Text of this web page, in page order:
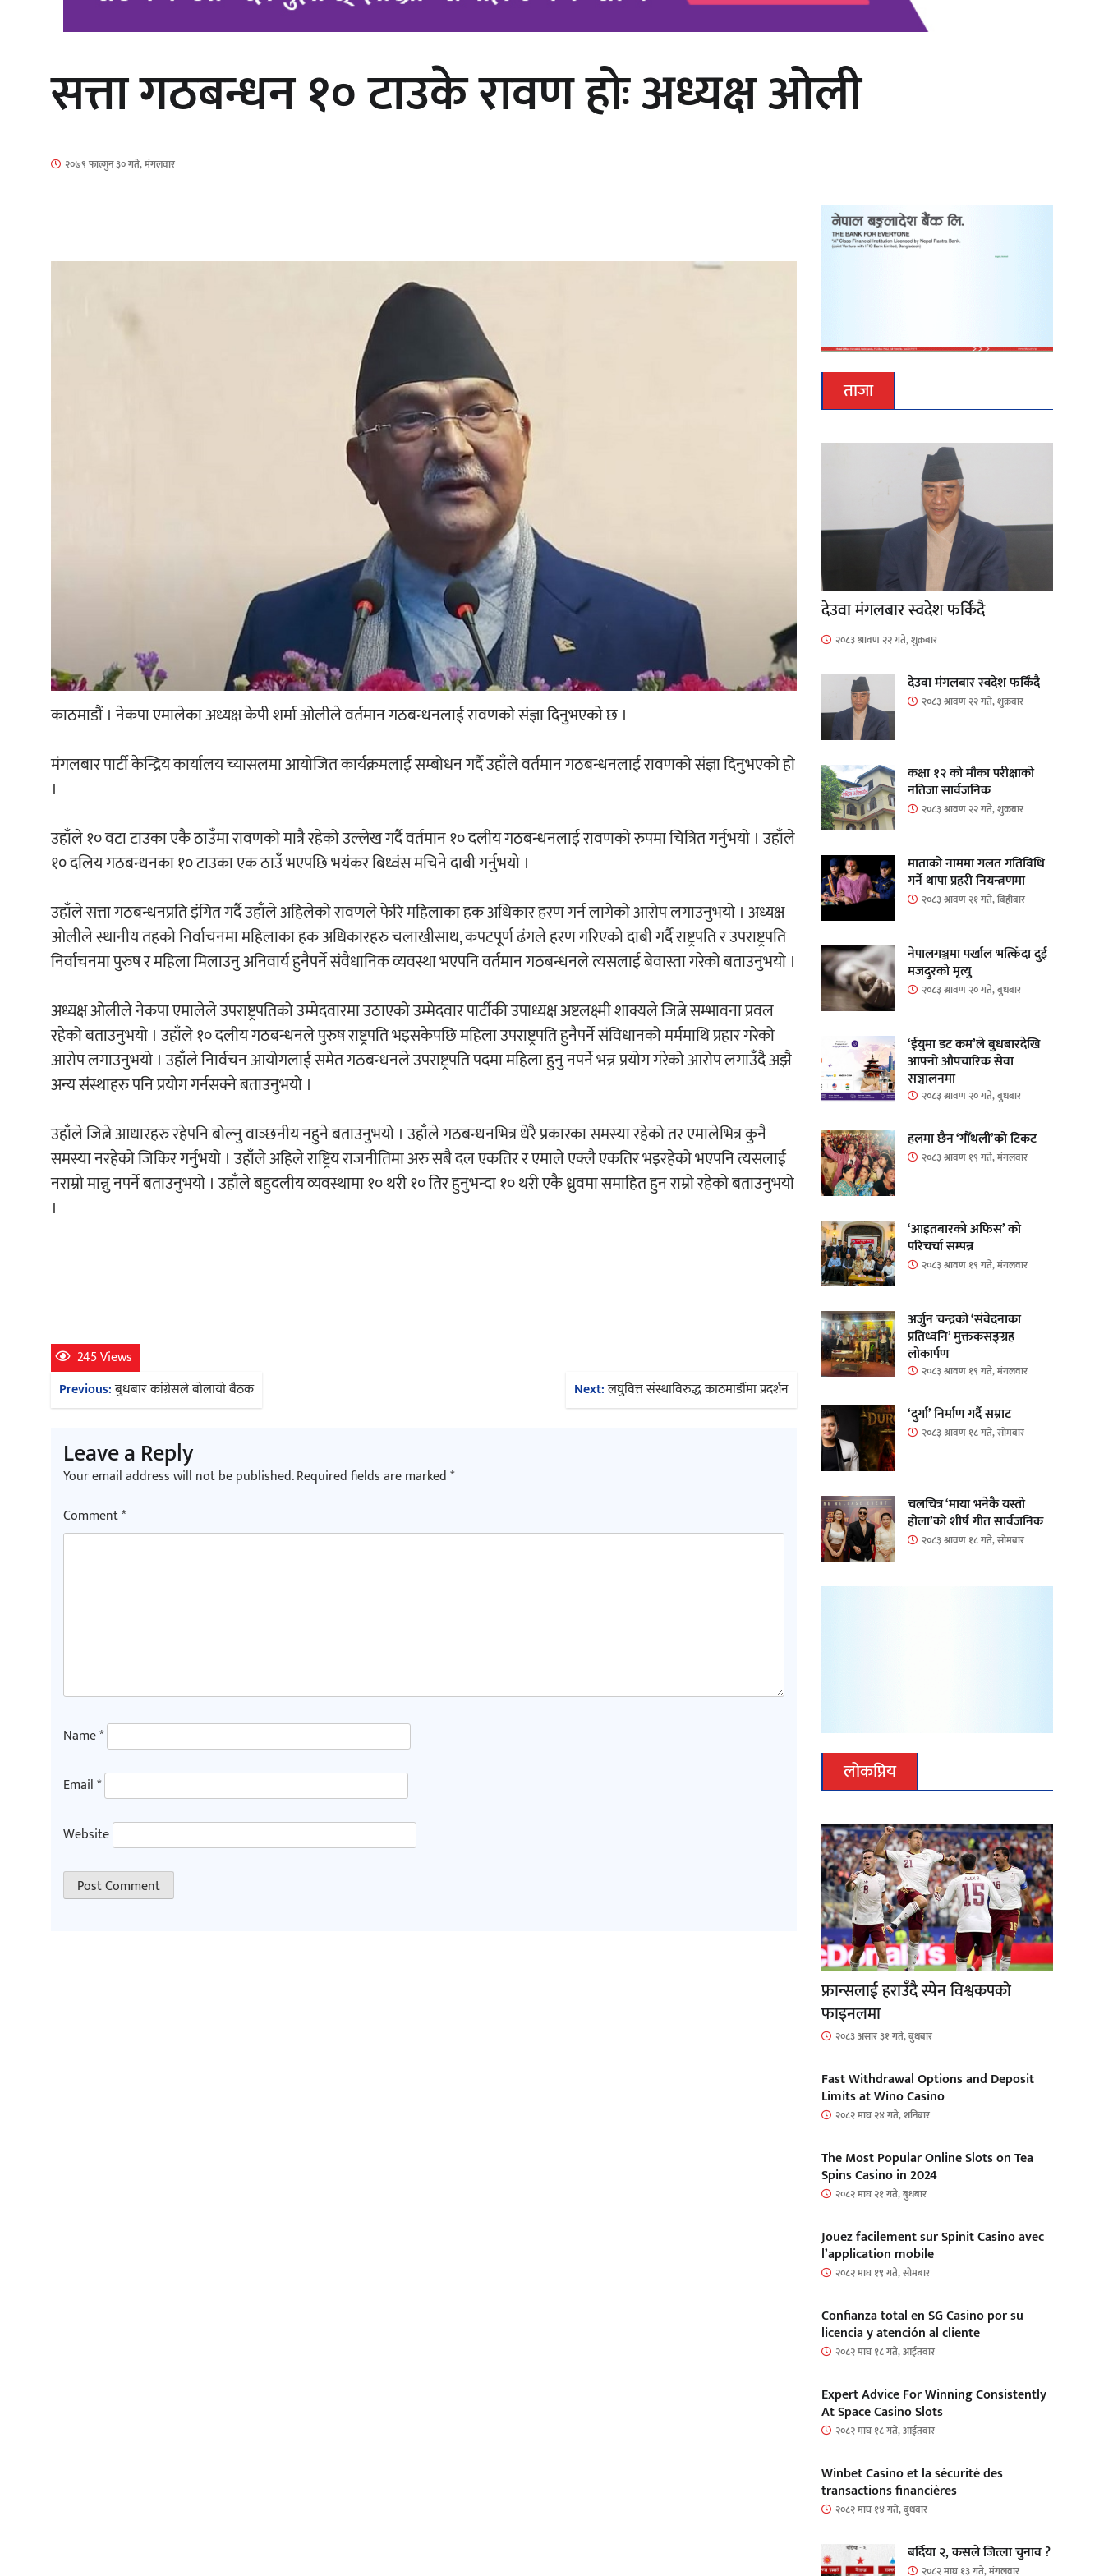
‘आइतबारको अफिस’ को परिचर्चा सम्पन्न
अर्जुन चन्द्रको ‘संवेदनाका प्रतिध्वनि’
मुक्तकसङ्ग्रह लोकार्पण
‘दुर्गा’ निर्माण गर्दै सम्राट
सत्ता गठबन्धन १० टाउके रावण होः अध्यक्ष ओली
२०७९ फाल्गुन ३० गते, मंगलवार
काठमाडौं । नेकपा एमालेका अध्यक्ष केपी शर्मा ओलीले वर्तमान गठबन्धनलाई रावणको संज्ञा दिनुभएको छ ।
मंगलबार पार्टी केन्द्रिय कार्यालय च्यासलमा आयोजित कार्यक्रमलाई सम्बोधन गर्दै उहाँले वर्तमान गठबन्धनलाई रावणको संज्ञा दिनुभएको हो
।
उहाँले १० वटा टाउका एकै ठाउँमा रावणको मात्रै रहेको उल्लेख गर्दै वर्तमान १० दलीय गठबन्धनलाई रावणको रुपमा चित्रित गर्नुभयो । उहाँले
१० दलिय गठबन्धनका १० टाउका एक ठाउँ भएपछि भयंकर बिध्वंस मचिने दाबी गर्नुभयो ।
उहाँले सत्ता गठबन्धनप्रति इंगित गर्दै उहाँले अहिलेको रावणले फेरि महिलाका हक अधिकार हरण गर्न लागेको आरोप लगाउनुभयो । अध्यक्ष
ओलीले स्थानीय तहको निर्वाचनमा महिलाका हक अधिकारहरु चलाखीसाथ, कपटपूर्ण ढंगले हरण गरिएको दाबी गर्दै राष्ट्रपति र उपराष्ट्रपति
निर्वाचनमा पुरुष र महिला मिलाउनु अनिवार्य हुनैपर्ने संवैधानिक व्यवस्था भएपनि वर्तमान गठबन्धनले त्यसलाई बेवास्ता गरेको बताउनुभयो ।
अध्यक्ष ओलीले नेकपा एमालेले उपराष्ट्रपतिको उम्मेदवारमा उठाएको उम्मेदवार पार्टीकी उपाध्यक्ष अष्टलक्ष्मी शाक्यले जित्ने सम्भावना प्रवल
रहेको बताउनुभयो । उहाँले १० दलीय गठबन्धनले पुरुष राष्ट्रपति भइसकेपछि महिला उपराष्ट्रपति हुनैपर्ने संविधानको मर्ममाथि प्रहार गरेको
आरोप लगाउनुभयो । उहाँले निार्वचन आयोगलाई समेत गठबन्धनले उपराष्ट्रपति पदमा महिला हुनु नपर्ने भन्न प्रयोग गरेको आरोप लगाउँदै अझै
अन्य संस्थाहरु पनि प्रयोग गर्नसक्ने बताउनुभयो ।
उहाँले जित्ने आधारहरु रहेपनि बोल्नु वाञ्छनीय नहुने बताउनुभयो । उहाँले गठबन्धनभित्र धेरै प्रकारका समस्या रहेको तर एमालेभित्र कुनै
समस्या नरहेको जिकिर गर्नुभयो । उहाँले अहिले राष्ट्रिय राजनीतिमा अरु सबै दल एकतिर र एमाले एक्लै एकतिर भइरहेको भएपनि त्यसलाई
नराम्रो मान्नु नपर्ने बताउनुभयो । उहाँले बहुदलीय व्यवस्थामा १० थरी १० तिर हुनुभन्दा १० थरी एकै ध्रुवमा समाहित हुन राम्रो रहेको बताउनुभयो
।
245 Views
Post
navigation
Previous:बुधबार कांग्रेसले बोलायो बैठक Next:लघुवित्त संस्थाविरुद्ध काठमाडौंमा प्रदर्शन
Leave a Reply
Your email address will not be published.Required fields are marked*
Comment*
Name*
Email*
Website
ताजा
देउवा मंगलबार स्वदेश फर्किंदै
२०८३ श्रावण २२ गते, शुक्रबार
देउवा मंगलबार स्वदेश फर्किंदै
२०८३ श्रावण २२ गते, शुक्रबार
कक्षा १२ को मौका परीक्षाको
नतिजा सार्वजनिक
२०८३ श्रावण २२ गते, शुक्रबार
माताकाे नाममा गलत गतिविधि
गर्ने थापा प्रहरी नियन्त्रणमा
२०८३ श्रावण २१ गते, बिहीबार
नेपालगञ्जमा पर्खाल भत्किँदा दुई
मजदुरको मृत्यु
२०८३ श्रावण २० गते, बुधबार
‘ईयुमा डट कम’ले बुधबारदेखि
आफ्नो औपचारिक सेवा
सञ्चालनमा
२०८३ श्रावण २० गते, बुधबार
हलमा छैन ‘गौँथली’को टिकट
२०८३ श्रावण १९ गते, मंगलवार
‘आइतबारको अफिस’ को
परिचर्चा सम्पन्न
२०८३ श्रावण १९ गते, मंगलवार
अर्जुन चन्द्रको ‘संवेदनाका
प्रतिध्वनि’ मुक्तकसङ्ग्रह
लोकार्पण
२०८३ श्रावण १९ गते, मंगलवार
‘दुर्गा’ निर्माण गर्दै सम्राट
२०८३ श्रावण १८ गते, सोमबार
चलचित्र ‘माया भनेकै यस्तो
होला’को शीर्ष गीत सार्वजनिक
२०८३ श्रावण १८ गते, सोमबार
लोकप्रिय
फ्रान्सलाई हराउँदै स्पेन विश्वकपको
फाइनलमा
२०८३ असार ३१ गते, बुधबार
Fast Withdrawal Options and Deposit
Limits at Wino Casino
२०८२ माघ २४ गते, शनिबार
The Most Popular Online Slots on Tea
Spins Casino in 2024
२०८२ माघ २१ गते, बुधबार
Jouez facilement sur Spinit Casino avec
l’application mobile
२०८२ माघ १९ गते, सोमबार
Confianza total en SG Casino por su
licencia y atención al cliente
२०८२ माघ १८ गते, आईतवार
Expert Advice For Winning Consistently
At Space Casino Slots
२०८२ माघ १८ गते, आईतवार
Winbet Casino et la sécurité des
transactions financières
२०८२ माघ १४ गते, बुधबार
बर्दिया २, कसले जित्ला चुनाव ?
२०८२ माघ १३ गते, मंगलवार